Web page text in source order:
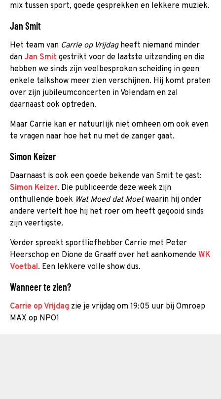
mix tussen sport, goede gesprekken en lekkere muziek.
Jan Smit
Het team van Carrie op Vrijdagheeft niemand minder
dan Jan Smit gestrikt voor de laatste uitzending en die
hebben we sinds zijn veelbesproken scheiding in geen
enkele talkshow meer zien verschijnen. Hij komt praten
over zijn jubileumconcerten in Volendam en zal
daarnaast ook optreden.
Maar Carrie kan er natuurlijk niet omheen om ook even
te vragen naar hoe het nu met de zanger gaat.
Simon Keizer
Daarnaast is ook een goede bekende van Smit te gast:
Simon Keizer. Die publiceerde deze week zijn
onthullende boek Wat Moed dat Moetwaarin hij onder
andere vertelt hoe hij het roer om heeft gegooid sinds
zijn veertigste.
Verder spreekt sportliefhebber Carrie met Peter
Heerschop en Dione de Graaff over het aankomende WK
Voetbal. Een lekkere volle show dus.
Wanneer te zien?
Carrie op Vrijdag zie je vrijdag om 19:05 uur bij Omroep
MAX op NPO1